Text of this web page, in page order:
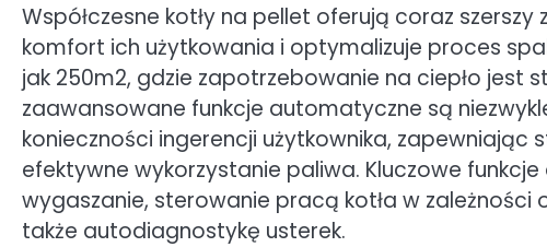
Współczesne kotły na pellet oferują coraz
komfort ich użytkowania i optymalizuje proces
jak 250m2, gdzie zapotrzebowanie na ciepło jest
zaawansowane funkcje automatyczne są
konieczności ingerencji użytkownika,
efektywne wykorzystanie paliwa. Kluczowe
wygaszanie, sterowanie pracą kotła w
także autodiagnostykę usterek.